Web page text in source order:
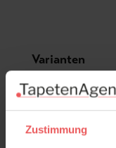
Zustimmung
Produktgalerie
Varianten